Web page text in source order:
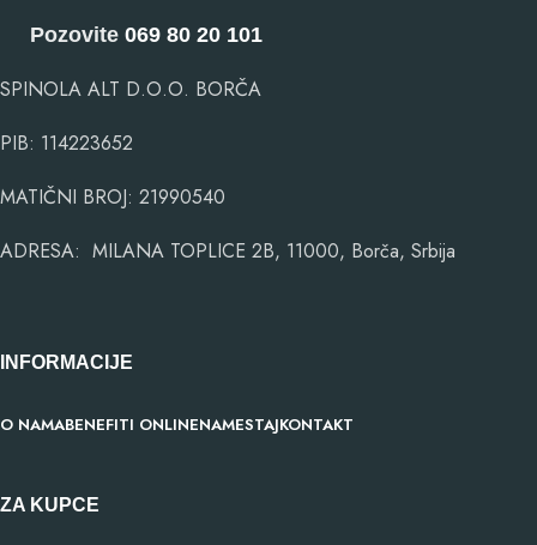
Pozovite 069 80 20 101
SPINOLA ALT D.O.O. BORČA
PIB: 114223652
MATIČNI BROJ: 21990540
ADRESA: MILANA TOPLICE 2B, 11000, Borča, Srbija
INFORMACIJE
O NAMABENEFITI ONLINENAMESTAJKONTAKT
ZA KUPCE